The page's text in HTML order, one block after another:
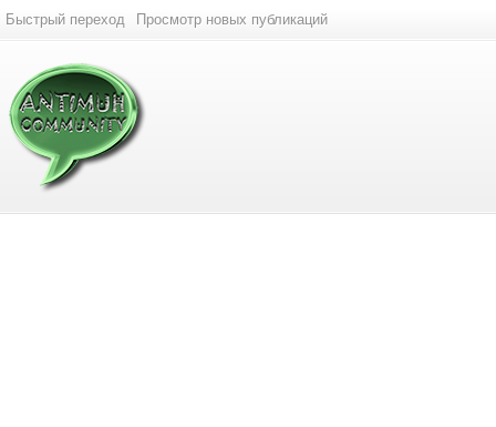
Быстрый переход Просмотр новых публикаций